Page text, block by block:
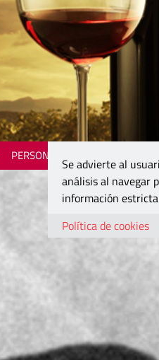
PERSONAJES
Se advierte al
análisis al navegar
información
Política de cookies